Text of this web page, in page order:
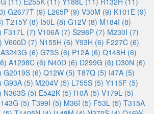
G2677T (9) L265P (9) V30M (9) K101E (9)
T215Y (8) I50L (8) G12V (8) M184I (8)
F317L (7) V106A (7) S298P (7) M230I (7)
V600D (7) N155H (6) Y93H (6) F227C (6)
A3243G (6) G73S (6) P12A (6) Q148H (6)
A1298C (6) N40D (6) D299G (6) D30N (6)
G2019S (6) Q12W (5) T87Q (5) I47A (5)
G93A (5) M204V (5) L755S (5) Y115F (5)
N363S (5) E542K (5) I10A (5) V179L (5)
(5) T399I (5) M36I (5) F53L (5) T315A